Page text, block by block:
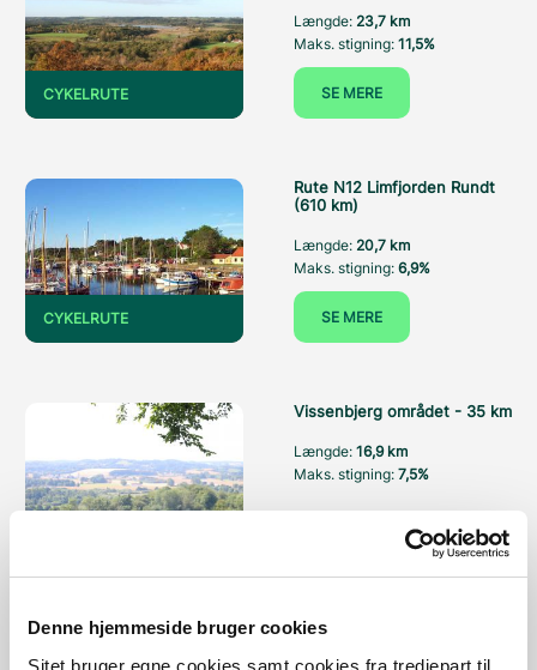
Denne hjemmeside bruger cookies
Sitet bruger egne cookies samt cookies fra tredjepart til
CYKELRUTE
Længde: 23,7 km
Maks. stigning: 11,5%
SE MERE
CYKELRUTE
Rute N12 Limfjorden Rundt
(610 km)
Længde: 20,7 km
Maks. stigning: 6,9%
SE MERE
Vissenbjerg området - 35 km
Længde: 16,9 km
Maks. stigning: 7,5%
MTB-spor i Vrangeskov